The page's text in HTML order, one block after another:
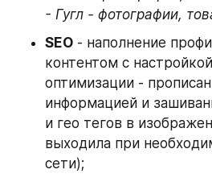
- Гугл - фотографии,
SEO - наполнение
контентом с
оптимизации -
информацией и
и гео тегов в
выходила при
сети);